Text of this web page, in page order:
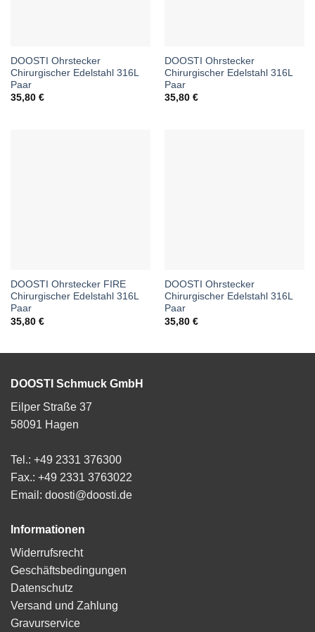
DOOSTI Ohrstecker
Chirurgischer Edelstahl 316L
Paar
35,80 €
DOOSTI Ohrstecker
Chirurgischer Edelstahl 316L
Paar
35,80 €
DOOSTI Ohrstecker FIRE
Chirurgischer Edelstahl 316L
Paar
35,80 €
DOOSTI Ohrstecker
Chirurgischer Edelstahl 316L
Paar
35,80 €
DOOSTI Schmuck GmbH
Eilper Straße 37
58091 Hagen
Tel.: +49 2331 376300
Fax.: +49 2331 3763022
Email: doosti@doosti.de
Informationen
Widerrufsrecht
Geschäftsbedingungen
Datenschutz
Versand und Zahlung
Gravurservice